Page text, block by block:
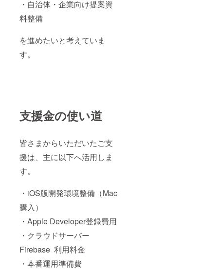
・自治体・企業向け提案資
料整備
を進めたいと考えていま
す。
支援金の使い道
皆さまからいただいたご支
援は、主に以下へ活用しま
す。
・iOS版開発環境整備（Mac
購入）
・Apple Developer登録費用
・クラウドサーバー
Firebase 利用料金
・本番運用準備費